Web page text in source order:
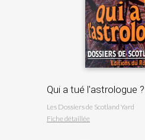
Qui a tué l'astrologue ?
Les Dossiers de Scotland Yard
Fiche détaillée